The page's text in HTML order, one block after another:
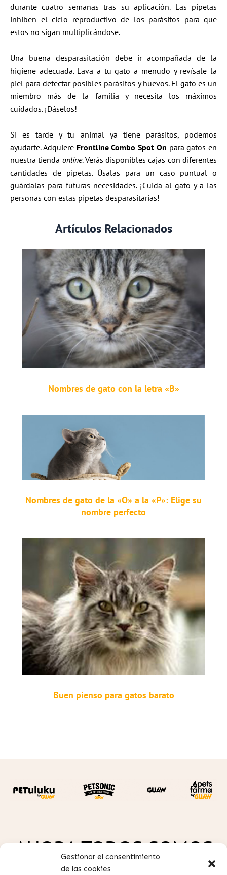
Gestionar el consentimiento
de las cookies
durante cuatro semanas tras su aplicación. Las pipetas
inhiben el ciclo reproductivo de los parásitos para que
estos no sigan multiplicándose.
Una buena desparasitación debe ir acompañada de la
higiene adecuada. Lava a tu gato a menudo y revísale la
piel para detectar posibles parásitos y huevos. El gato es un
miembro más de la familia y necesita los máximos
cuidados. ¡Dáselos!
Si es tarde y tu animal ya tiene parásitos, podemos
ayudarte. Adquiere Frontline Combo Spot On para gatos en
nuestra tienda online. Verás disponibles cajas con diferentes
cantidades de pipetas. Úsalas para un caso puntual o
guárdalas para futuras necesidades. ¡Cuida al gato y a las
personas con estas pipetas desparasitarias!
Artículos Relacionados
Nombres de gato con la letra «B»
Nombres de gato de la «O» a la «P»: Elige su
nombre perfecto
Buen pienso para gatos barato
AHORA TODOS SOMOS